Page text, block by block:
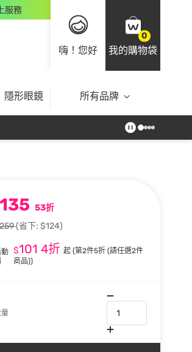
服務
嗨！您好
0
我的購物袋
隱形眼鏡 所有品牌
135 53折
(省下: $124)
$101 4折起(第2件5折 (請任選2件
商品))